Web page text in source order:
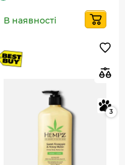
В наявності
3